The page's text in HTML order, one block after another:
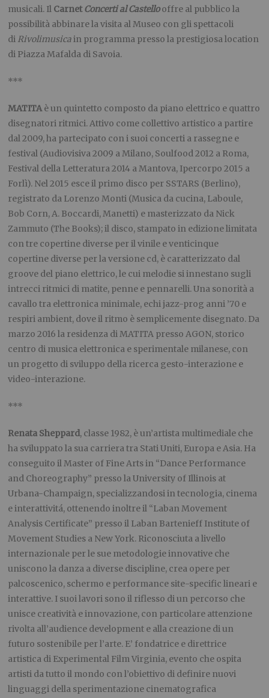
musicali. Il CarnetConcerti al Castellooffre al pubblico la
possibilità abbinare la visita al Museo con gli spettacoli
di Rivolimusicain programma presso la prestigiosa location
di Piazza Mafalda di Savoia.
***
MATITAè un quintetto composto da piano elettrico e quattro
disegnatori ritmici. Attivo come collettivo artistico a partire
dal 2009, ha partecipato con i suoi concerti a rassegne e
festival (Audiovisiva 2009 a Milano, Soulfood 2012 a Roma,
Festival della Letteratura 2014 a Mantova, Ipercorpo 2015 a
Forlì). Nel 2015 esce il primo disco per SSTARS (Berlino),
registrato da Lorenzo Monti (Musica da cucina, Laboule,
Bob Corn, A. Boccardi, Manetti) e masterizzato da Nick
Zammuto (The Books); il disco, stampato in edizione limitata
con tre copertine diverse per il vinile e venticinque
copertine diverse per la versione cd, è caratterizzato dal
groove del piano elettrico, le cui melodie si innestano sugli
intrecci ritmici di matite, penne e pennarelli. Una sonorità a
cavallo tra elettronica minimale, echi jazz-prog anni ’70 e
respiri ambient, dove il ritmo è semplicemente disegnato. Da
marzo 2016 la residenza di MATITA presso AGON, storico
centro di musica elettronica e sperimentale milanese, con
un progetto di sviluppo della ricerca gesto-interazione e
video-interazione.
***
Renata Sheppard, classe 1982, è un’artista multimediale che
ha sviluppato la sua carriera tra Stati Uniti, Europa e Asia. Ha
conseguito il Master of Fine Arts in “Dance Performance
and Choreography” presso la University of Illinois at
Urbana-Champaign, specializzandosi in tecnologia, cinema
e interattivitá, ottenendo inoltre il “Laban Movement
Analysis Certificate” presso il Laban Bartenieff Institute of
Movement Studies a New York. Riconosciuta a livello
internazionale per le sue metodologie innovative che
uniscono la danza a diverse discipline, crea opere per
palcoscenico, schermo e performance site-specific lineari e
interattive. I suoi lavori sono il riflesso di un percorso che
unisce creatività e innovazione, con particolare attenzione
rivolta all’audience development e alla creazione di un
futuro sostenibile per l’arte. E’ fondatrice e direttrice
artistica di Experimental Film Virginia, evento che ospita
artisti da tutto il mondo con l’obiettivo di definire nuovi
linguaggi della sperimentazione cinematografica